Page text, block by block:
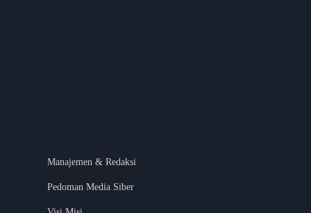
Manajemen & Redaksi
Pedoman Media Siber